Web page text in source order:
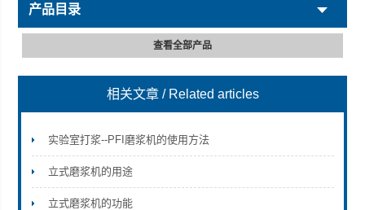
山东安尼麦特仪器有限公司
产品目录
查看全部产品
相关文章 / Related articles
实验室打浆--PFI磨浆机的使用方法
立式磨浆机的用途
立式磨浆机的功能